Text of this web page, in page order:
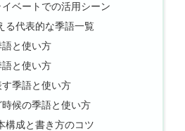
ベートでの活用シーン
る代表的な季語一覧
と使い方
と使い方
季語と使い方
候の季語と使い方
構成と書き方のコツ